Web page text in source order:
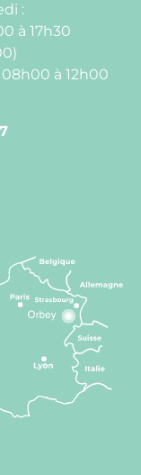
:
à 17h30
à 12h00